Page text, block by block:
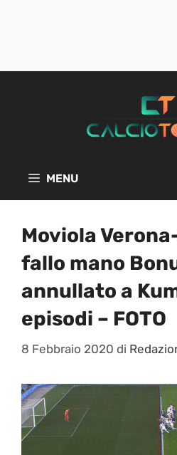
MENU
Moviola
fallo mano
annullato a
episodi – FOTO
8 Febbraio 2020 di